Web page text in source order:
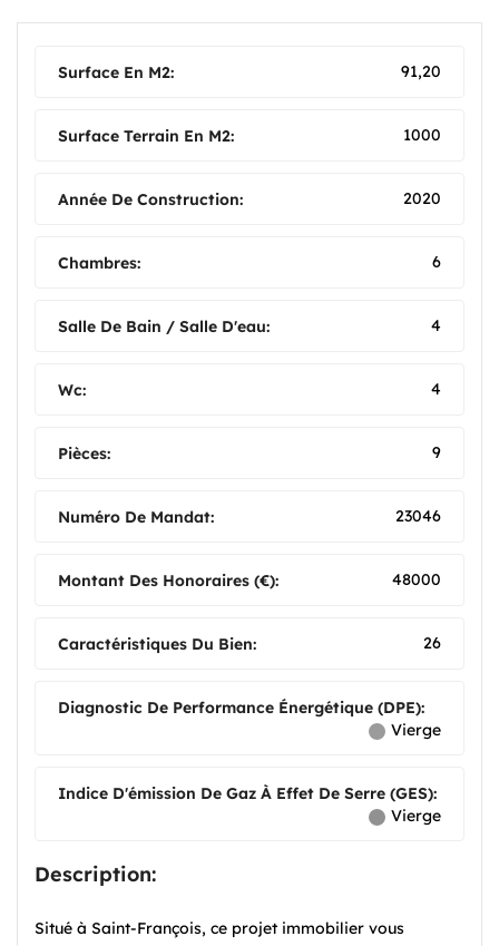
Surface En M2: 91,20
Surface Terrain En M2: 1000
Année De Construction: 2020
Chambres: 6
Salle De Bain / Salle D'eau: 4
Wc: 4
Pièces: 9
Numéro De Mandat: 23046
Montant Des Honoraires (€): 48000
Caractéristiques Du Bien: 26
Diagnostic De Performance Énergétique (DPE):
Vierge
Indice D'émission De Gaz À Effet De Serre (GES):
Vierge
Description:
Situé à Saint-François, ce projet immobilier vous